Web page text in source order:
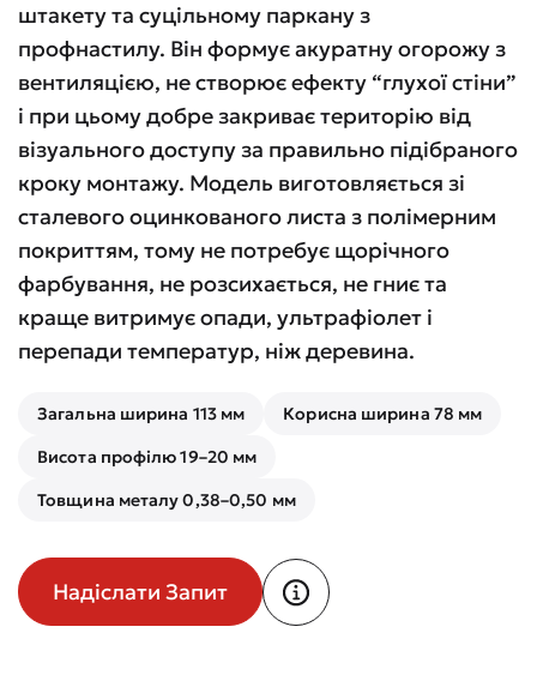
штакету та суцільному паркану з
профнастилу. Він формує акуратну огорожу з
вентиляцією, не створює ефекту “глухої стіни”
і при цьому добре закриває територію від
візуального доступу за правильно підібраного
кроку монтажу. Модель виготовляється зі
сталевого оцинкованого листа з полімерним
покриттям, тому не потребує щорічного
фарбування, не розсихається, не гниє та
краще витримує опади, ультрафіолет і
перепади температур, ніж деревина.
Загальна ширина 113 мм
Корисна ширина 78 мм
Висота профілю 19–20 мм
Товщина металу 0,38–0,50 мм
Надіслати Запит